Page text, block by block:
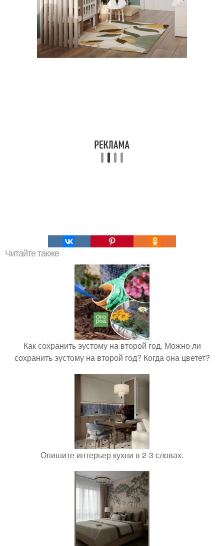
Читайте также
Как сохранить эустому на второй год. Можно ли
сохранить эустому на второй год? Когда она цветет?
Опишите интерьер кухни в 2-3 словах.